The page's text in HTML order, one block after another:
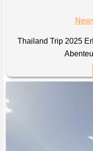
Thailand Trip 2025